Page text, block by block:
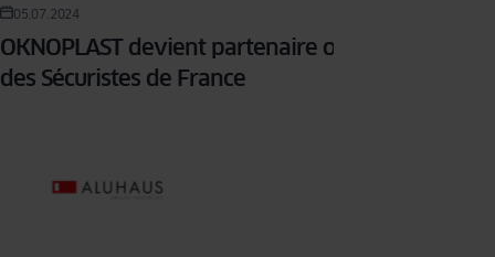
05.07.2024
OKNOPLAST devient partenaire officiel du réseau
des Sécuristes de France